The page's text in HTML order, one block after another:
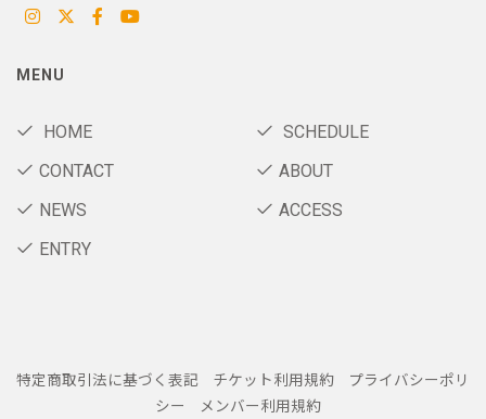
MENU
HOME
SCHEDULE
CONTACT
ABOUT
NEWS
ACCESS
ENTRY
特定商取引法に基づく表記 チケット利用規約
プライバシーポリ
シー
メンバー利用規約